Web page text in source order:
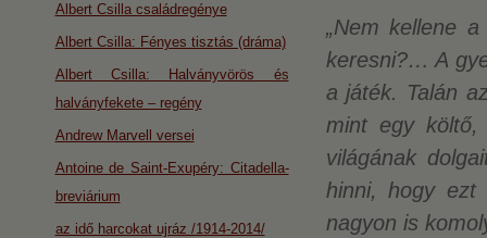
„Nem kellene
keresni?… A
a játék. Talán
mint egy költő,
világának
hinni, hogy ezt
nagyon is
Albert Csilla családregénye
Albert Csilla: Fényes tisztás (dráma)
Albert Csilla: Halványvörös és
halványfekete – regény
Andrew Marvell versei
Antoine de Saint-Exupéry: Citadella-
breviárium
az idő harcokat ujráz /1914-2014/